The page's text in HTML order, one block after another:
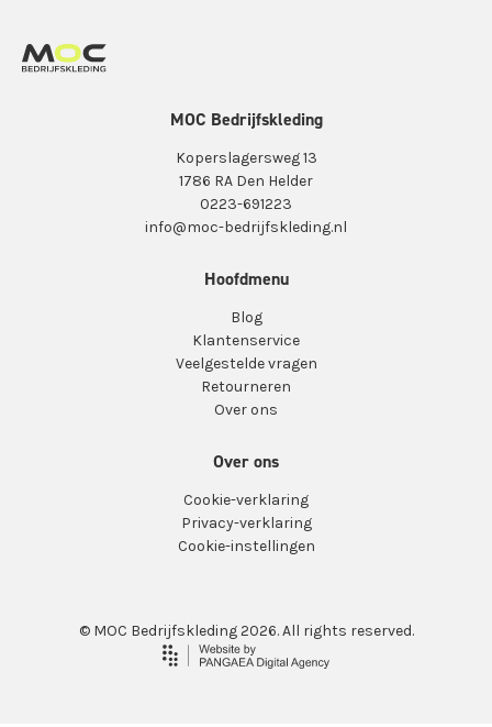
MOC Bedrijfskleding
Koperslagersweg 13
1786 RA Den Helder
0223-691223
info@moc-bedrijfskleding.nl
Hoofdmenu
Blog
Klantenservice
Veelgestelde vragen
Retourneren
Over ons
Over ons
Cookie-verklaring
Privacy-verklaring
Cookie-instellingen
© MOC Bedrijfskleding 2026. All rights reserved.